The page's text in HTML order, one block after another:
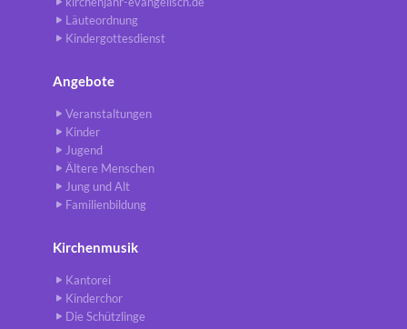
Läuteordnung
Kindergottesdienst
Angebote
Veranstaltungen
Kinder
Jugend
Ältere Menschen
Jung und Alt
Familienbildung
Kirchenmusik
Kantorei
Kinderchor
Die Schützlinge